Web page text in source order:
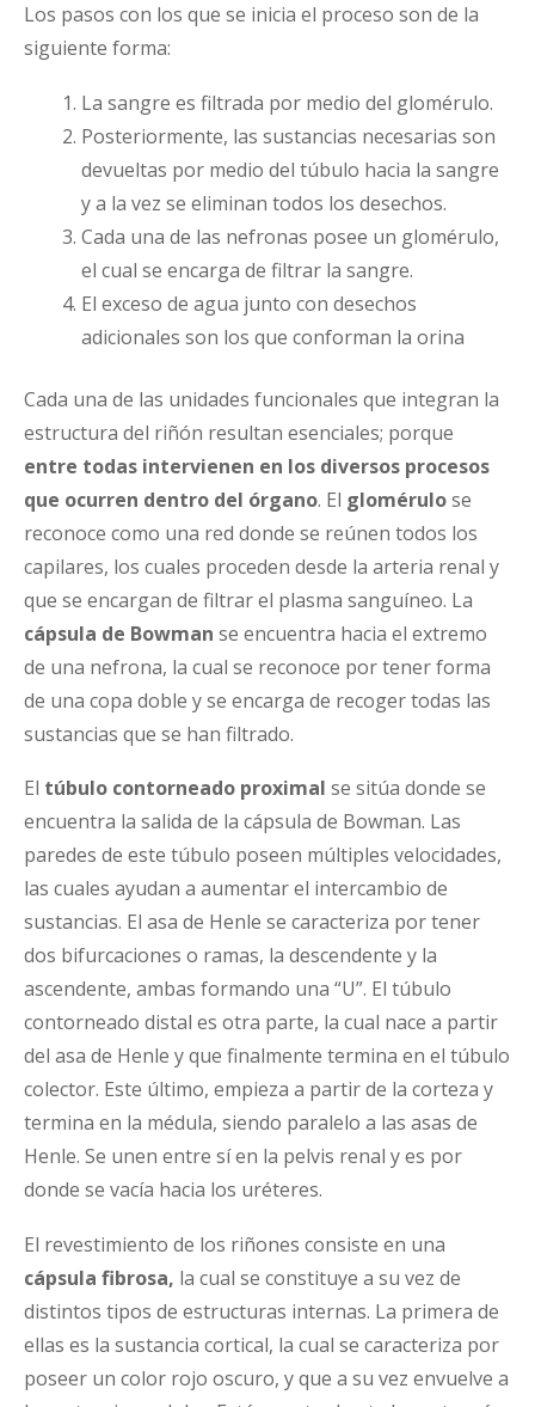
Los pasos con los que se inicia el proceso son de la
siguiente forma:
La sangre es filtrada por medio del glomérulo.
Posteriormente, las sustancias necesarias son
devueltas por medio del túbulo hacia la sangre
y a la vez se eliminan todos los desechos.
Cada una de las nefronas posee un glomérulo,
el cual se encarga de filtrar la sangre.
El exceso de agua junto con desechos
adicionales son los que conforman la orina
Cada una de las unidades funcionales que integran la
estructura del riñón resultan esenciales; porque
entre todas intervienen en los diversos procesos
que ocurren dentro del órgano. El glomérulose
reconoce como una red donde se reúnen todos los
capilares, los cuales proceden desde la arteria renal y
que se encargan de filtrar el plasma sanguíneo. La
cápsula de Bowman se encuentra hacia el extremo
de una nefrona, la cual se reconoce por tener forma
de una copa doble y se encarga de recoger todas las
sustancias que se han filtrado.
El túbulo contorneado proximal se sitúa donde se
encuentra la salida de la cápsula de Bowman. Las
paredes de este túbulo poseen múltiples velocidades,
las cuales ayudan a aumentar el intercambio de
sustancias. El asa de Henle se caracteriza por tener
dos bifurcaciones o ramas, la descendente y la
ascendente, ambas formando una “U”. El túbulo
contorneado distal es otra parte, la cual nace a partir
del asa de Henle y que finalmente termina en el túbulo
colector. Este último, empieza a partir de la corteza y
termina en la médula, siendo paralelo a las asas de
Henle. Se unen entre sí en la pelvis renal y es por
donde se vacía hacia los uréteres.
El revestimiento de los riñones consiste en una
cápsula fibrosa, la cual se constituye a su vez de
distintos tipos de estructuras internas. La primera de
ellas es la sustancia cortical, la cual se caracteriza por
poseer un color rojo oscuro, y que a su vez envuelve a